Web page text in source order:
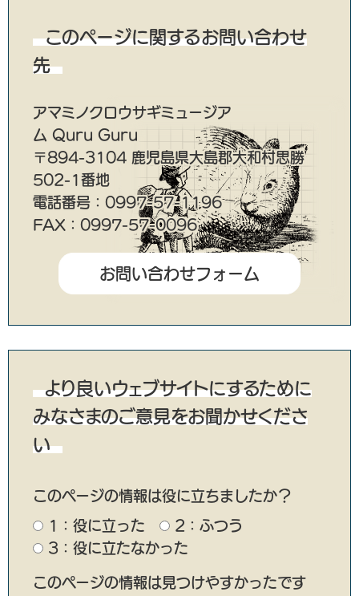
このページに関するお問い合わせ
先
アマミノクロウサギミュージア
ム Quru Guru
〒894-3104 鹿児島県大島郡大和村思勝
502-1番地
電話番号：0997-57-1196
FAX：0997-57-0096
より良いウェブサイトにするために
みなさまのご意見をお聞かせくださ
い
このページの情報は役に立ちましたか？
1：役に立った
2：ふつう
3：役に立たなかった
このページの情報は見つけやすかったです